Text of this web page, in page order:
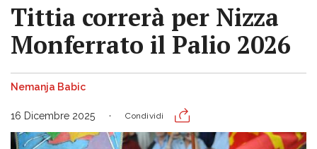
Tittia correrà per Nizza
Monferrato il Palio 2026
Nemanja Babic
16 Dicembre 2025 Condividi